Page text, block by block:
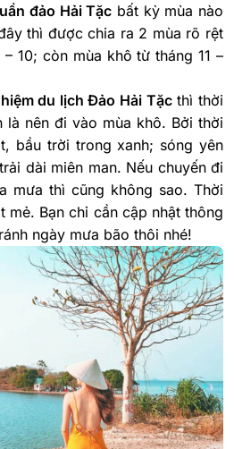
đảo Hải Tặc bất kỳ mùa nào
thì được chia ra 2 mùa rõ rệt
10; còn mùa khô từ tháng 11 –
du lịch Đảo Hải Tặcthì thời
là nên đi vào mùa khô. Bởi thời
bầu trời trong xanh; sóng yên
dài miên man. Nếu chuyến đi
mưa thì cũng không sao. Thời
mẻ. Bạn chỉ cần cập nhật thông
ngày mưa bão thôi nhé!